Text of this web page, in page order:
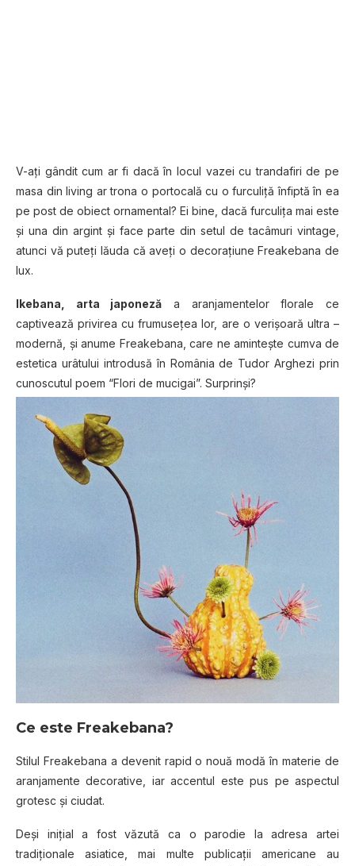
V-aţi gândit cum ar fi dacă în locul vazei cu trandafiri de pe
masa din living ar trona o portocală cu o furculiţă înfiptă în ea
pe post de obiect ornamental? Ei bine, dacă furculiţa mai este
şi una din argint şi face parte din setul de tacâmuri vintage,
atunci vă puteţi lăuda că aveţi o decoraţiune Freakebana de
lux.
Ikebana, arta japoneză a aranjamentelor florale ce
captivează privirea cu frumuseţea lor, are o verişoară ultra –
modernă, şi anume Freakebana, care ne aminteşte cumva de
estetica urâtului introdusă în România de Tudor Arghezi prin
cunoscutul poem “Flori de mucigai”. Surprinşi?
Ce este Freakebana?
Stilul Freakebana a devenit rapid o nouă modă în materie de
aranjamente decorative, iar accentul este pus pe aspectul
grotesc şi ciudat.
Deşi iniţial a fost văzută ca o parodie la adresa artei
tradiţionale asiatice, mai multe publicaţii americane au